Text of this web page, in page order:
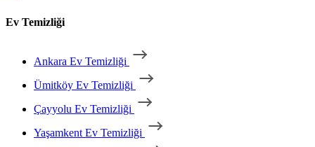
Ev Temizliği
Ankara Ev Temizliği
Ümitköy Ev Temizliği
Çayyolu Ev Temizliği
Yaşamkent Ev Temizliği